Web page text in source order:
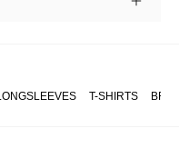
T-SHIRTS